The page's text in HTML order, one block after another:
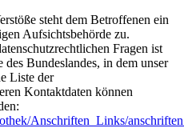
steht dem Betroffenen ein
Aufsichtsbehörde zu.
Fragen ist
des Bundeslandes, in dem unser
Liste der
Kontaktdaten können
Anschriften_Links/